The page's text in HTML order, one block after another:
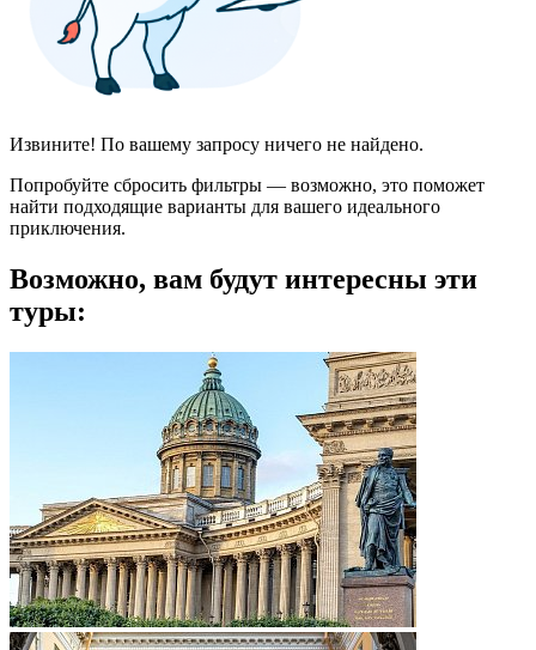
Извините! По вашему запросу ничего не найдено.
Попробуйте сбросить фильтры — возможно, это поможет
найти подходящие варианты для вашего идеального
приключения.
Возможно, вам будут интересны эти
туры: